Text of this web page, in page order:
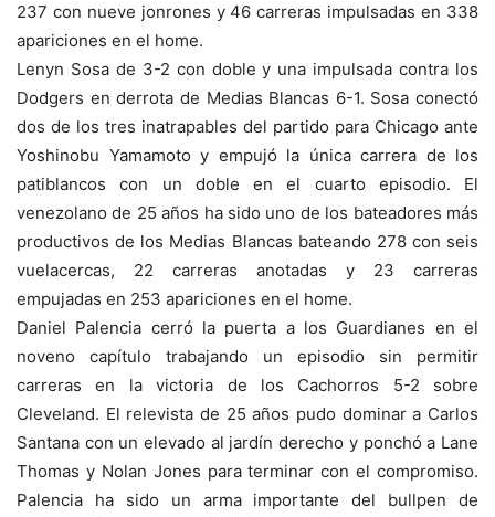
237 con nueve jonrones y 46 carreras impulsadas en 338
apariciones en el home.
Lenyn Sosa de 3-2 con doble y una impulsada contra los
Dodgers en derrota de Medias Blancas 6-1. Sosa conectó
dos de los tres inatrapables del partido para Chicago ante
Yoshinobu Yamamoto y empujó la única carrera de los
patiblancos con un doble en el cuarto episodio. El
venezolano de 25 años ha sido uno de los bateadores más
productivos de los Medias Blancas bateando 278 con seis
vuelacercas, 22 carreras anotadas y 23 carreras
empujadas en 253 apariciones en el home.
Daniel Palencia cerró la puerta a los Guardianes en el
noveno capítulo trabajando un episodio sin permitir
carreras en la victoria de los Cachorros 5-2 sobre
Cleveland. El relevista de 25 años pudo dominar a Carlos
Santana con un elevado al jardín derecho y ponchó a Lane
Thomas y Nolan Jones para terminar con el compromiso.
Palencia ha sido un arma importante del bullpen de